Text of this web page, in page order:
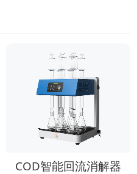
COD智能回流消解器